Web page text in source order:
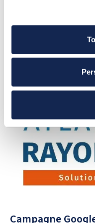
référencement
21 juillet 2026
Référencement
Campagne